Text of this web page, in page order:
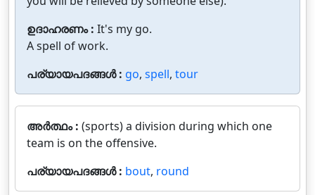
ഉദാഹരണം : It's my go.
A spell of work.
പര്യായപദങ്ങൾ : go, spell, tour
അർത്ഥം : (sports) a division during which one
team is on the offensive.
പര്യായപദങ്ങൾ : bout, round